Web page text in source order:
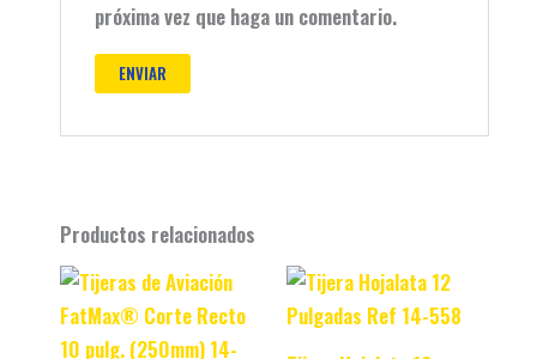
próxima vez que haga un comentario.
Productos relacionados
Original
price
was:
$ 77.990.
Current
price
is:
$ 67.990.
Original
price
was:
Current
price
is: